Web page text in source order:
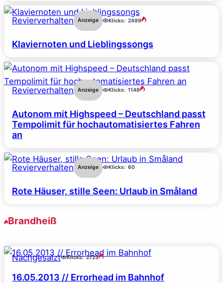
Revierverhalten Anzeige Klicks: 2499
Klaviernoten und Lieblingssongs
Revierverhalten Anzeige Klicks: 1148
Autonom mit Highspeed – Deutschland passt
Tempolimit für hochautomatisiertes Fahren
an
Revierverhalten Anzeige Klicks: 60
Rote Häuser, stille Seen: Urlaub in Småland
Brandheiß
Nachgesalzt Klicks: 2723
16.05.2013 // Errorhead im Bahnhof